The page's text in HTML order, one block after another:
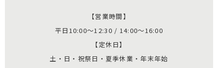
【営業時間】
平日10:00～12:30 / 14:00～16:00
【定休日】
土・日・祝祭日・夏季休業・年末年始